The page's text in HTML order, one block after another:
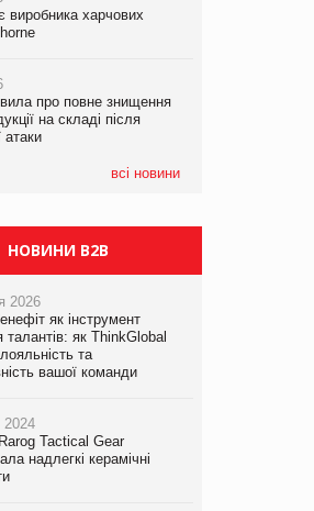
виробника харчових
про повне знищення
на складі після
атаки
всі новини
виробника харчових
про повне знищення
на складі після
атаки
виробника харчових
про повне знищення
на складі після
атаки
НОВИНИ B2B
2026
як інструмент
талантів: як ThinkGlobal
та
вашої команди
2024
Tactical Gear
надлегкі керамічні